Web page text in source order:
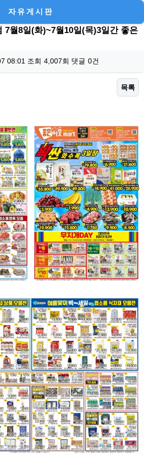
자유게시판
7월8일(화)~7월10일(목)3일간 좋은
08:01 조회 4,007회 댓글 0건
목록